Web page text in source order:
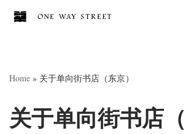
文
Home » 关于单向街书店（东京）
关于单向街书店（